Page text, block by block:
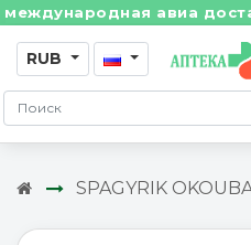
авиа
RUB
SPAGYRIK